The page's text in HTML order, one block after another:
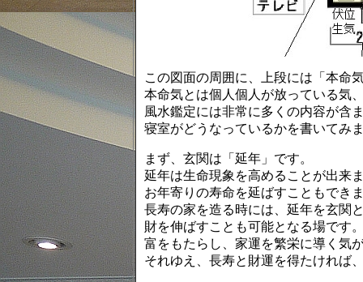
この図面の周囲に、上段には「本命
本命気とは個人個人が放っている気
風水鑑定には非常に多くの内容が含
寝室がどうなっているかを書いてみ
まず、玄関は「延年」です。
延年は生命現象を高めることが出来
お年寄りの寿命を延ばすこともでき
長寿の家を造る時には、延年を玄関
財を伸ばすことも可能となる場です
富をもたらし、家運を繁栄に導く気
それゆえ、長寿と財運を得たければ